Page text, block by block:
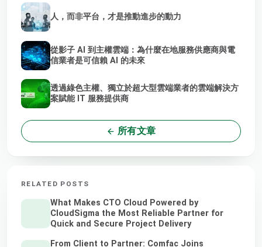
人，而非平台，才是推動進步的動力
從影子 AI 到主權雲端：為什麼在地服務供應商與電
信業者是可信賴 AI 的未來
透過綠色主權、獨立於超大型雲端業者的雲端解決方
案賦能 IT 服務提供商
所有文章
RELATED POSTS
What Makes CTO Cloud Powered by
CloudSigma the Most Reliable Partner for
Quick and Secure Project Delivery
From Client to Partner: Comfac Joins